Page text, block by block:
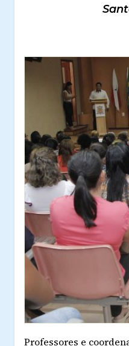
Professores e